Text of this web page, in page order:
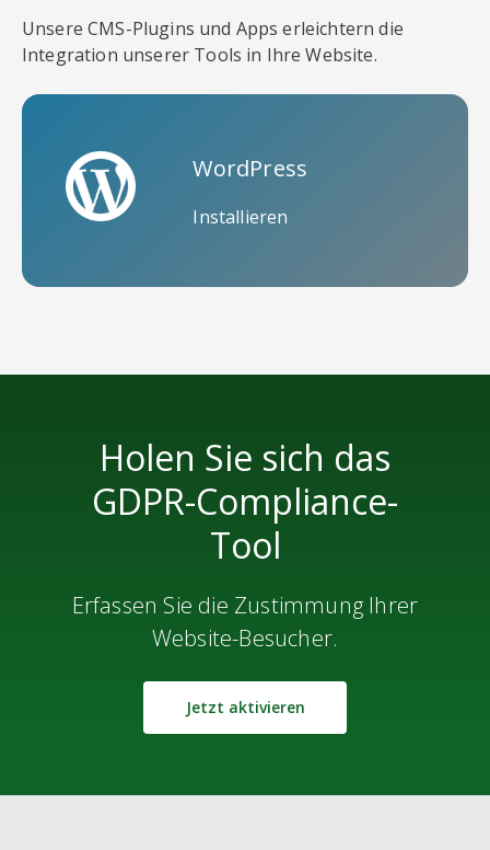
Unsere CMS-Plugins und Apps erleichtern die
Integration unserer Tools in Ihre Website.
WordPress
Installieren
Holen Sie sich das
GDPR-Compliance-
Tool
Erfassen Sie die Zustimmung Ihrer
Website-Besucher.
Jetzt aktivieren